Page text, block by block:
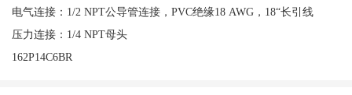
电气连接：1/2 NPT公导管连接，PVC绝缘18 AWG，18“长引线
压力连接：1/4 NPT母头
162P14C6BR